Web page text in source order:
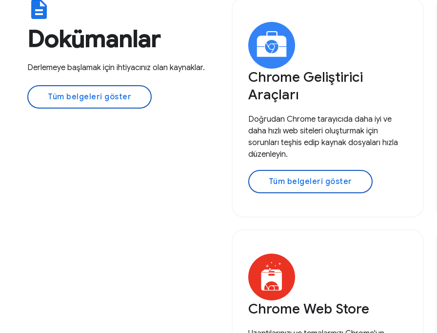
description
Dokümanlar
Derlemeye başlamak için ihtiyacınız olan kaynaklar.
Tüm belgeleri göster
Chrome Geliştirici
Araçları
Doğrudan Chrome tarayıcıda daha iyi ve
daha hızlı web siteleri oluşturmak için
sorunları teşhis edip kaynak dosyaları hızla
düzenleyin.
Tüm belgeleri göster
Chrome Web Store